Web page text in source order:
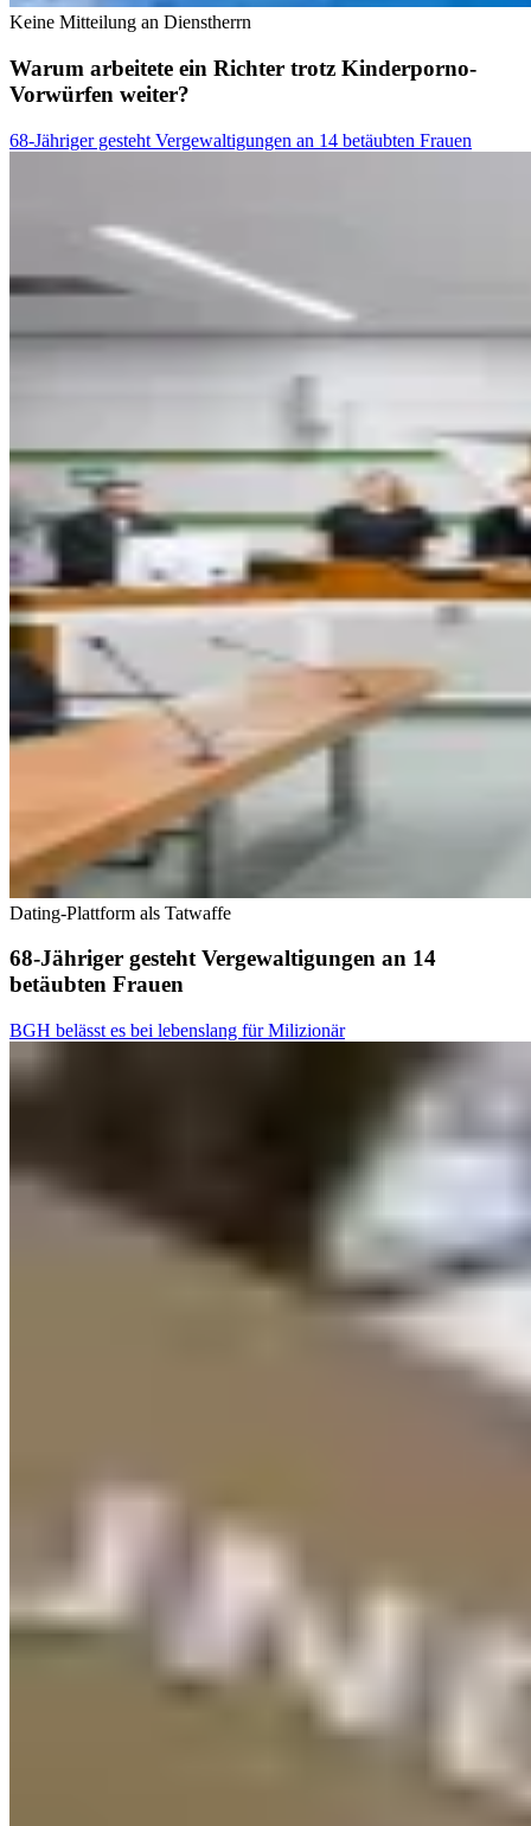
Keine Mitteilung an Dienstherrn
Warum arbeitete ein Richter trotz Kinderporno-
Vorwürfen weiter?
68-Jähriger gesteht Vergewaltigungen an 14 betäubten Frauen
Dating-Plattform als Tatwaffe
68-Jähriger gesteht Vergewaltigungen an 14
betäubten Frauen
BGH belässt es bei lebenslang für Milizionär